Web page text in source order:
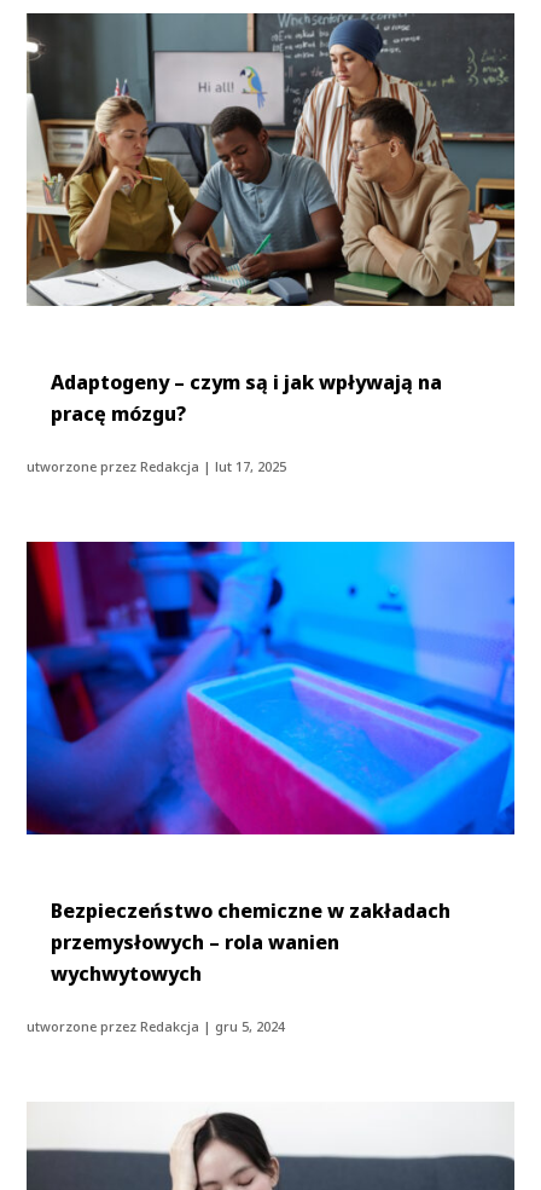
Adaptogeny – czym są i jak wpływają na
pracę mózgu?
utworzone przezRedakcja |lut 17, 2025
Bezpieczeństwo chemiczne w zakładach
przemysłowych – rola wanien
wychwytowych
utworzone przezRedakcja | gru 5, 2024